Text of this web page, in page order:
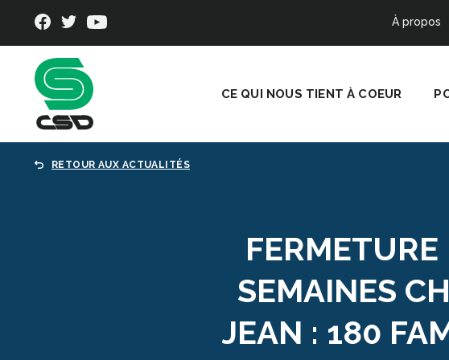
À propos
CE QUI NOUS TIENT À COEUR
RETOUR AUX ACTUALITÉS
FERMETURE
SEMAINES
JEAN : 180